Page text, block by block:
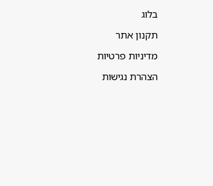
בלוג
תקנון אתר
מדיניות פרטיות
הצהרת נגישות